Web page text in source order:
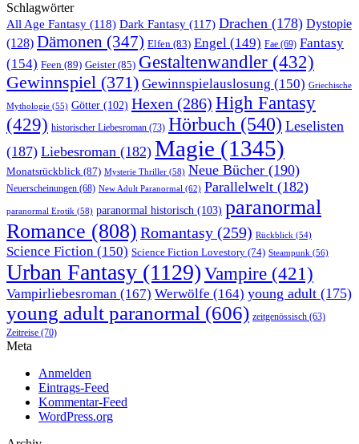
Schlagwörter
All Age Fantasy (118) Dark Fantasy (117) Drachen (178) Dystopie
(128) Dämonen (347) Elfen (83) Engel (149) Fae (69) Fantasy
(154) Feen (89) Geister(85) Gestaltenwandler (432)
Gewinnspiel (371) Gewinnspielauslosung (150) Griechische
Mythologie (55) Götter (102) Hexen (286) High Fantasy
(429) historischer Liebesroman (73) Hörbuch (540) Leselisten
(187) Liebesroman (182) Magie (1345)
Monatsrückblick (87) Mysterie Thriller (58) Neue Bücher (190)
Neuerscheinungen (68) New Adult Paranormal (62) Parallelwelt (182)
paranormal Erotik (58) paranormal historisch (103) paranormal
Romance (808) Romantasy (259) Rückblick (54)
Science Fiction (150) Science Fiction Lovestory (74) Steampunk (56)
Urban Fantasy (1129) Vampire (421)
Vampirliebesroman (167) Werwölfe (164) young adult (175)
young adult paranormal (606) zeitgenössisch (63)
Zeitreise (70)
Meta
Anmelden
Eintrags-Feed
Kommentar-Feed
WordPress.org